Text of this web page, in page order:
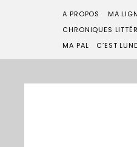
A PROPOS
MA
CHRONIQUES
MA PAL
C’EST